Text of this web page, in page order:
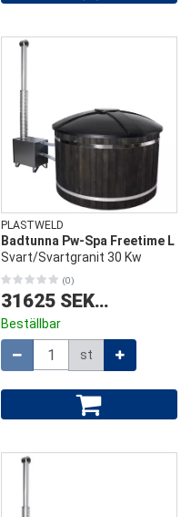
PLASTWELD
Badtunna Pw-Spa Freetime L
Svart/Svartgranit 30 Kw
(0)
31625 SEK
/
Beställbar
st